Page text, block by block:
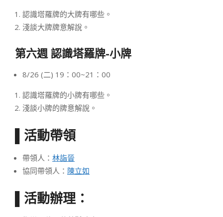
認識塔羅牌的大牌有哪些。
淺談大牌牌意解說。
第六週 認識塔羅牌-小牌
8/26 (二) 19：00~21：00
認識塔羅牌的小牌有哪些。
淺談小牌的牌意解說。
▌活動帶領
帶領人： 林詣晉
協同帶領人： 陳立如
▌活動辦理：